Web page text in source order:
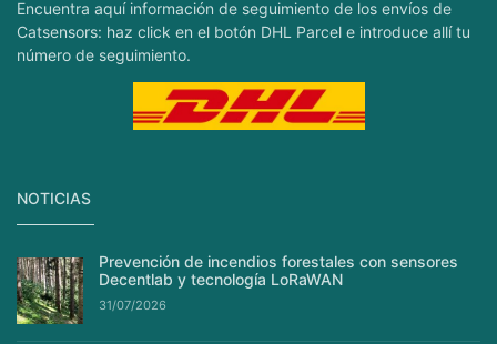
Encuentra aquí información de seguimiento de los envíos de
Catsensors: haz click en el botón DHL Parcel e introduce allí tu
número de seguimiento.
NOTICIAS
Prevención de incendios forestales con sensores
Decentlab y tecnología LoRaWAN
31/07/2026